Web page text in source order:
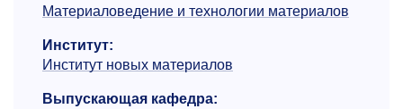
Материаловедение и технологии материалов
Институт:
Институт новых материалов
Выпускающая кафедра: